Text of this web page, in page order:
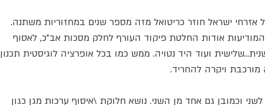
אזרחי ישראל חוזר כריטואל מזה מספר שנים במחזוריות משתנה.
אודות החלטת פיקוד העורף לחלק מסכות אב"כ, לאסוף
ועוד היד נטויה. ממש כמו בכל אופרציה לוגיסטית תכנון
מורכבת ויקרה להחריד.
וכמובן גם אחד מן השני. נושא חלוקת \איסוף ערכות מגן כגון